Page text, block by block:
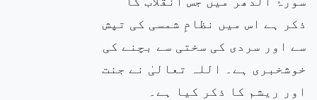
ذکر ہے اس میں نظامِ شمسی کی تپش
سے اور سردی کی سختی سے بچنے کی
خوشخبری ہے۔ اللہ تعالیٰ نے جنت
اور ریشم کا ذکر کیا ہے۔